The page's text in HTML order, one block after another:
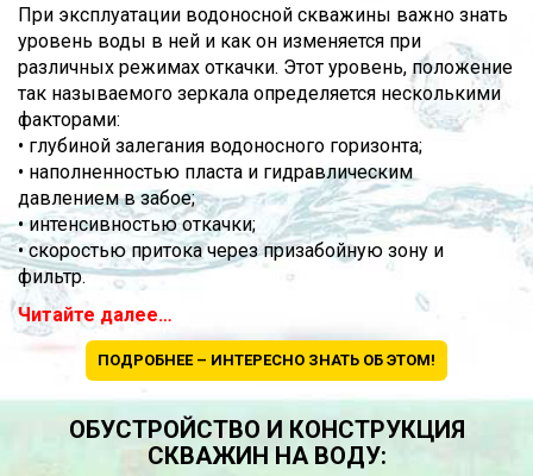
При эксплуатации водоносной скважины важно знать
уровень воды в ней и как он изменяется при
различных режимах откачки. Этот уровень, положение
так называемого зеркала определяется несколькими
факторами:
• глубиной залегания водоносного горизонта;
• наполненностью пласта и гидравлическим
давлением в забое;
• интенсивностью откачки;
• скоростью притока через призабойную зону и
фильтр.
Читайте далее…
ПОДРОБНЕЕ – ИНТЕРЕСНО ЗНАТЬ ОБ ЭТОМ!
ОБУСТРОЙСТВО И КОНСТРУКЦИЯ
СКВАЖИН НА ВОДУ: